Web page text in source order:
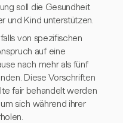
soll die Gesundheit
und Kind unterstützen.
von spezifischen
auf eine
nach mehr als fünf
Diese Vorschriften
fair behandelt werden
sich während ihrer